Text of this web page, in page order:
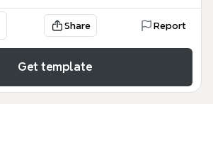
Share Report
Get template